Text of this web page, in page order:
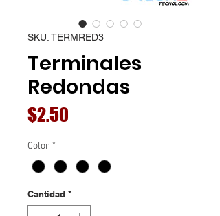
SKU: TERMRED3
Terminales
Redondas
$2.50
Color *
Cantidad *